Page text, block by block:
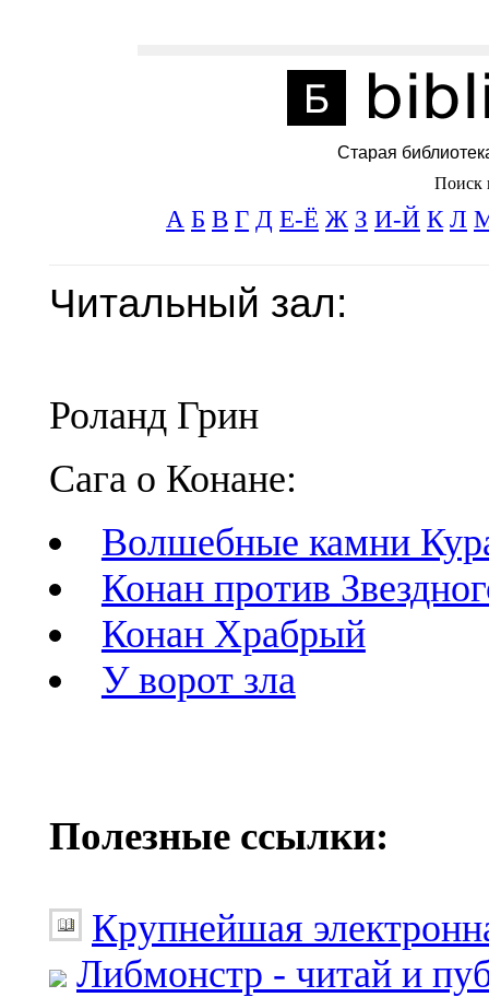
Старая
Поиск
А Б В Г Д Е-Ё Ж З И-Й К Л
Читальный зал:
Роланд Грин
Сага о Конане:
Волшебные камни
Конан против
Конан Храбрый
У ворот зла
Полезные ссылки:
Крупнейшая
Либмонстр - читай и